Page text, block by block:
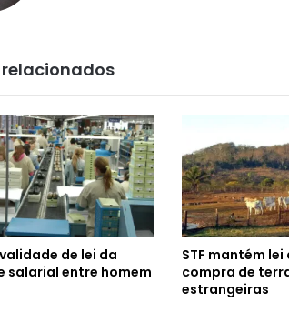
de lei da
salarial entre homem
STF mantém
compra de
estrangeiras